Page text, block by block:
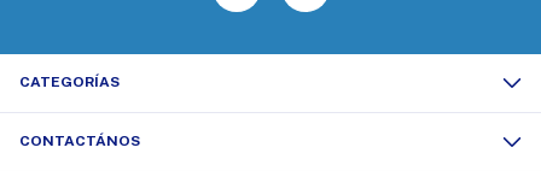
CATEGORÍAS
CONTACTÁNOS